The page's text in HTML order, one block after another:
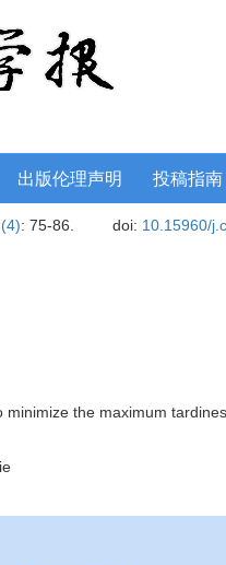
出版伦理声明 投稿指南
: 75-86. doi: 10.15960/
the maximum